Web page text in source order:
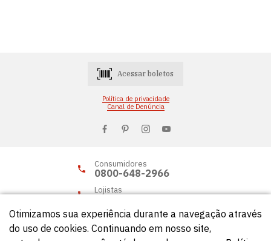
Acessar boletos
Política de privacidade
Canal de Denúncia
Consumidores
0800-648-2966
Lojistas
Otimizamos sua experiência durante a navegação através
do uso de cookies. Continuando em nosso site,